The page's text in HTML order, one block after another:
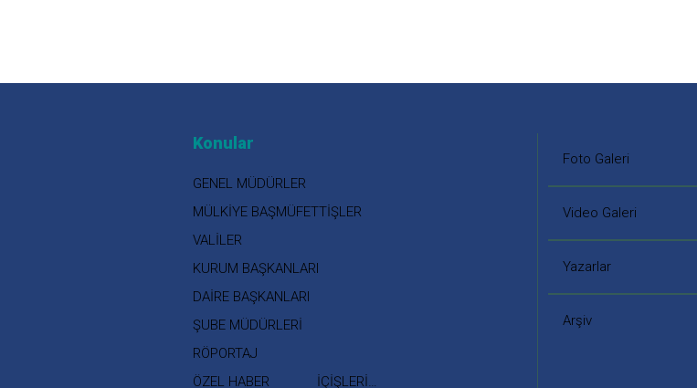
Foto Galeri
Video Galeri
Yazarlar
Arşiv
Konular
GENEL MÜDÜRLER
MÜLKİYE BAŞMÜFETTİŞLER
VALİLER
KURUM BAŞKANLARI
DAİRE BAŞKANLARI
ŞUBE MÜDÜRLERİ
RÖPORTAJ
ÖZEL HABER
İÇİŞLERİ